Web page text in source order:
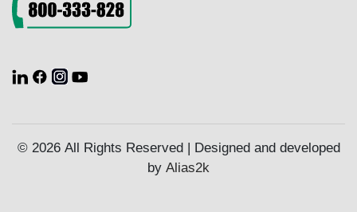
© 2026 All Rights Reserved | Designed and developed
by Alias2k